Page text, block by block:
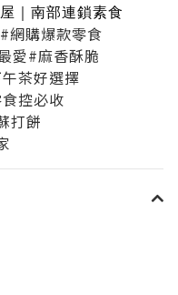
｜南部連鎖素食
網購爆款零食
愛#麻香酥脆
茶好選擇
控必收
打餅